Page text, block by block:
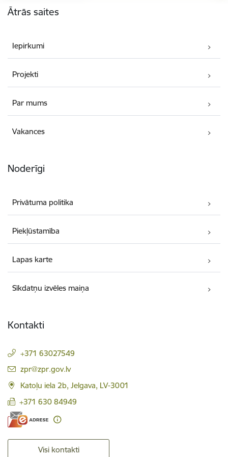
Ātrās saites
Iepirkumi
Projekti
Par mums
Vakances
Noderīgi
Privātuma politika
Piekļūstamība
Lapas karte
Sīkdatņu izvēles maiņa
Kontakti
+371 63027549
E-pasts:
zpr@zpr.gov.lv
Katoļu iela 2b, Jelgava, LV-3001
+371 630 84949
Visi kontakti